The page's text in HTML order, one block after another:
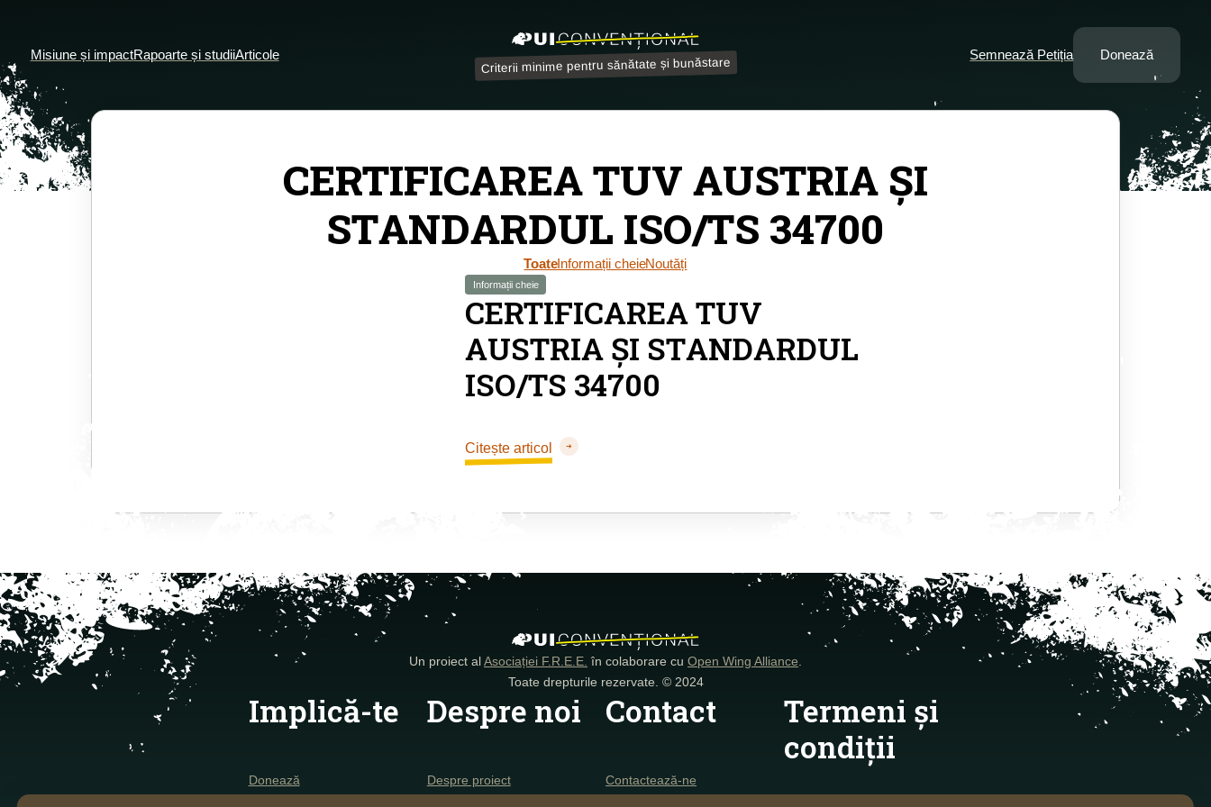
Misiune și impactRapoarte și studiiArticole
Criterii minime pentru sănătate și bunăstare
Semnează Petiția Donează
CERTIFICAREA TUV AUSTRIA ȘI
STANDARDUL ISO/TS 34700
ToateInformații cheieNoutăți
Informații cheie
CERTIFICAREA TUV
AUSTRIA ȘI STANDARDUL
ISO/TS 34700
Citește articol
Un proiect alAsociației F.R.E.E. în colaborare cu Open Wing Alliance.
Toate drepturile rezervate. © 2024
Implică-te
Donează
Despre noi
Despre proiect
Contact
Contactează-ne
Termeni și
condiții